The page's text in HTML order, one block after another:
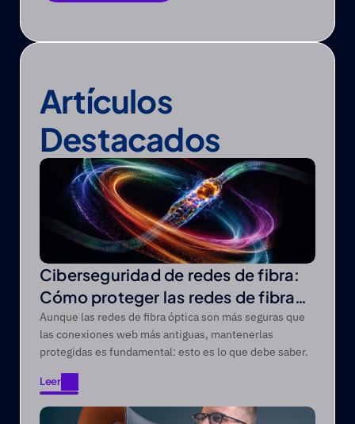
Artículos
Destacados
Ciberseguridad de redes de fibra:
Cómo proteger las redes de fibra
óptica de las amenazas modernas
Aunque las redes de fibra óptica son más seguras que
las conexiones web más antiguas, mantenerlas
protegidas es fundamental: esto es lo que debe saber.
Leer
Leer